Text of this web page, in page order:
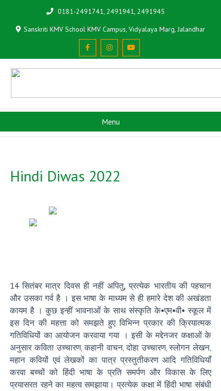
0181-2491741, 2491941, 2491945
Sanskriti KMV School KMV Campus, Vidyalaya Marg, Jalandhar
Menu
Hindi Diwas 2022
14 सितंबर मात्र दिवस ही नहीं अपितु, प्रत्येक भारतीय की पहचान
और उसका गर्व है । इस भाषा के माध्यम से ही हमारे देश की अखंडता
कायम है । कुछ इन्हीं भावनाओं के साथ संस्कृति के•एम•वी• स्कूल में
इस दिन की महत्ता को समझते हुए विभिन्न प्रकार की क्रियात्मक
गतिविधियों का आयोजन करवाया गया । इसी के मद्देनजर कक्षाओं के
अनुसार कविता उच्चारण‚ कहानी वाचन‚ दोहा उच्चारण‚ स्लोगन लेखन‚
महान कवियों एवं लेखकों का पात्र प्रस्तुतीकरण आदि गतिविधियाँ
करवा बच्चों को हिंदी भाषा के प्रति समर्पण और विकास के लिए
प्रयासरत रहने का महत्व समझाया। प्रत्येक कक्षा में हिंदी भाषा संबंधी